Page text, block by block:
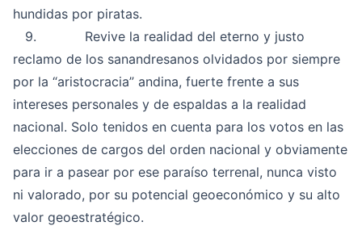
hundidas por piratas.
9. Revive la realidad del eterno y justo
reclamo de los sanandresanos olvidados por siempre
por la “aristocracia” andina, fuerte frente a sus
intereses personales y de espaldas a la realidad
nacional. Solo tenidos en cuenta para los votos en las
elecciones de cargos del orden nacional y obviamente
para ir a pasear por ese paraíso terrenal, nunca visto
ni valorado, por su potencial geoeconómico y su alto
valor geoestratégico.